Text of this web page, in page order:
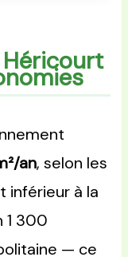
Héricourt
an, selon les
inférieur à la
1 300
— ce